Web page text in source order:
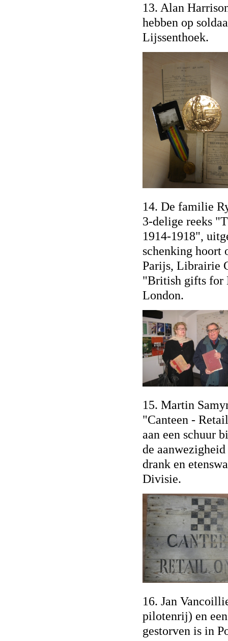
13. Alan
hebben op
Lijssenthoek.
14. De familie
3-delige reeks
1914-1918",
schenking hoort
Parijs, Librairie
"British gifts for
London.
15. Martin
"Canteen -
aan een schuur
de
drank en
Divisie.
16. Jan
pilotenrij) en
gestorven is in